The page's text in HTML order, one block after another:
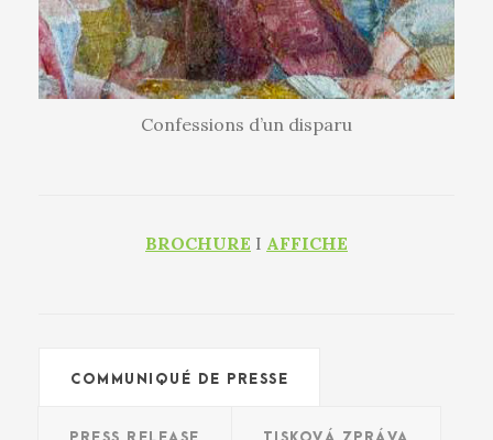
Confessions d’un disparu
BROCHURE I AFFICHE
COMMUNIQUÉ DE PRESSE